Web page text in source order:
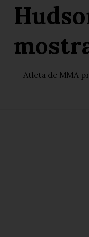
Atleta de MMA